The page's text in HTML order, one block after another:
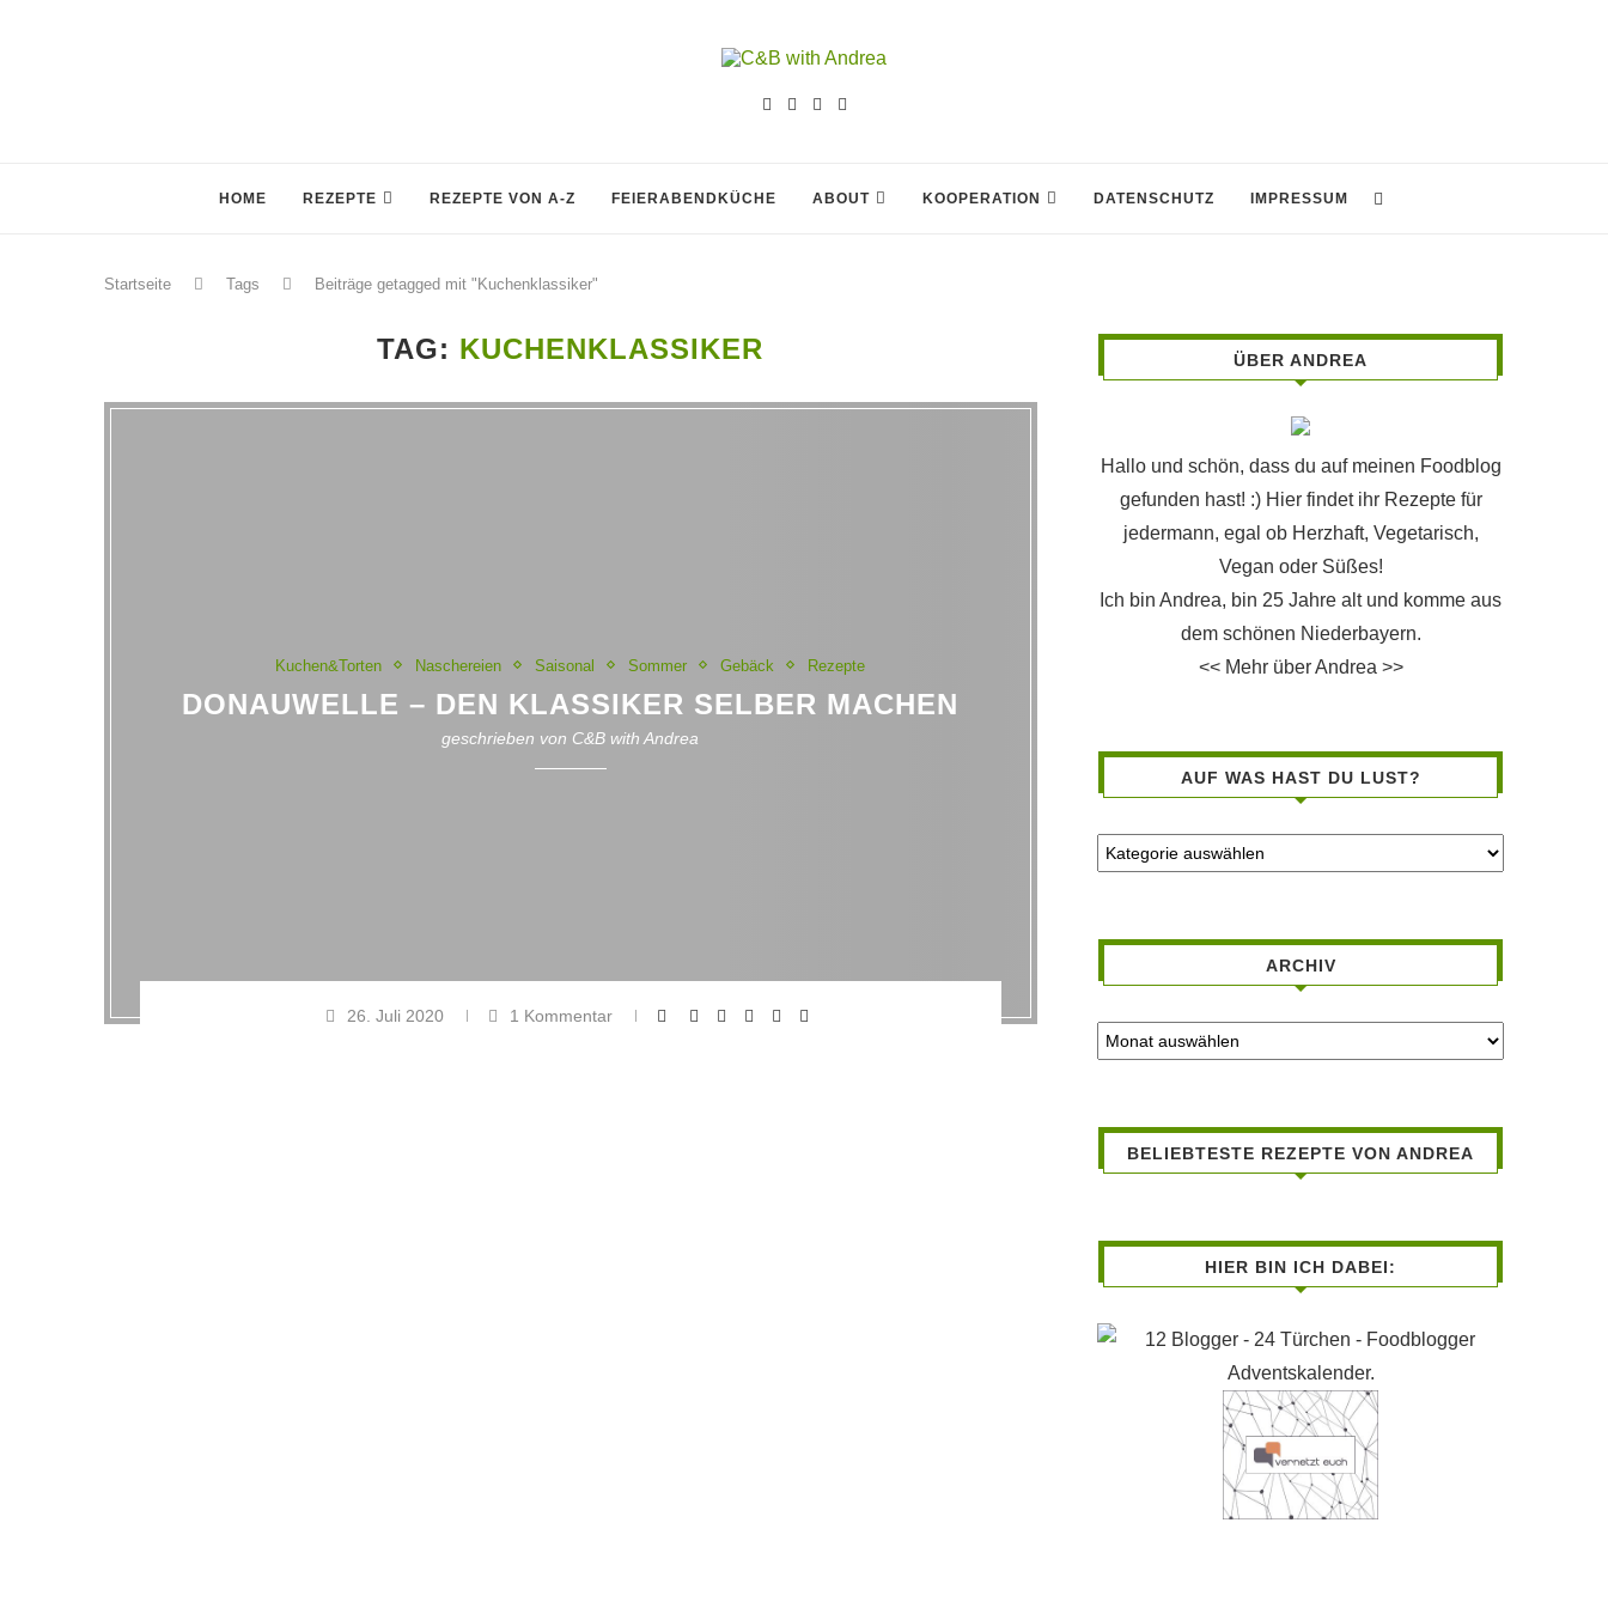
HOME REZEPTE REZEPTE VON A-Z FEIERABENDKÜCHE ABOUT KOOPERATION DATENSCHUTZ IMPRESSUM
Startseite Tags Beiträge getagged mit "Kuchenklassiker"
TAG: KUCHENKLASSIKER
Kuchen&Torten Naschereien Saisonal Sommer Gebäck Rezepte
DONAUWELLE – DEN KLASSIKER SELBER MACHEN
geschrieben von C&B with Andrea
26. Juli 2020 1 Kommentar
ÜBER ANDREA
Hallo und schön, dass du auf meinen Foodblog
gefunden hast! :) Hier findet ihr Rezepte für
jedermann, egal ob Herzhaft, Vegetarisch,
Vegan oder Süßes!
Ich bin Andrea, bin 25 Jahre alt und komme aus
dem schönen Niederbayern.
<< Mehr über Andrea >>
AUF WAS HAST DU LUST?
ARCHIV
BELIEBTESTE REZEPTE VON ANDREA
HIER BIN ICH DABEI: